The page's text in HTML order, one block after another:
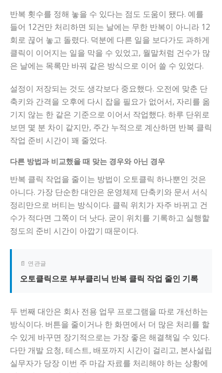
반복 횟수를 정해 놓을 수 있다는 점도 도움이 됐다. 예를
들어 12건만 처리하면 되는 날에는 무한 반복이 아니라 12
회로 끊어 놓고 돌렸다. 덕분에 다른 일을 보다가도 과하게
클릭이 이어지는 일을 막을 수 있었고, 월말처럼 건수가 많
은 날에는 목록만 바꿔 같은 방식으로 이어 쓸 수 있었다.
설정이 저장되는 것도 생각보다 중요했다. 오전에 맞춘 단
축키와 간격을 오후에 다시 잡을 필요가 없어서, 자리를 옮
기지 않는 한 같은 기준으로 이어서 작업했다. 하루 단위로
보면 몇 분 차이 같지만, 주간 누적으로 계산하면 반복 클릭
작업 준비 시간이 꽤 줄었다.
다른 방법과 비교했을 때 맞는 경우와 아닌 경우
반복 클릭 작업을 줄이는 방법이 오토클릭 하나뿐인 것은
아니다. 가장 단순한 대안은 운영체제 단축키와 문서 서식
정리만으로 버티는 방식이다. 클릭 위치가 자주 바뀌고 건
수가 적다면 그쪽이 더 낫다. 굳이 위치를 기록하고 실행할
정도의 준비 시간이 아깝기 때문이다.
📄 연관글
오토클릭으로 부부클리닉 반복 클릭 작업 줄인 기록
두 번째 대안은 회사 전용 업무 프로그램을 따로 개선하는
방식이다. 버튼을 줄이거나 한 화면에서 더 많은 처리를 할
수 있게 바꾸면 장기적으로는 가장 좋은 해결책일 수 있다.
다만 개발 요청, 테스트, 배포까지 시간이 걸리고, 본사설립
실무자가 당장 이번 주 마감 자료를 처리해야 하는 상황에